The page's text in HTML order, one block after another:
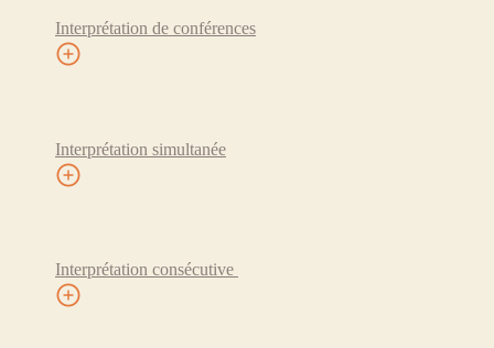
Interprétation de conférences
Interprétation simultanée
Interprétation consécutive